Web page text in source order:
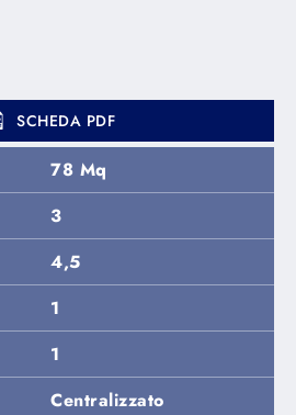
SCHEDA PDF
78 Mq
3
4,5
1
1
Centralizzato